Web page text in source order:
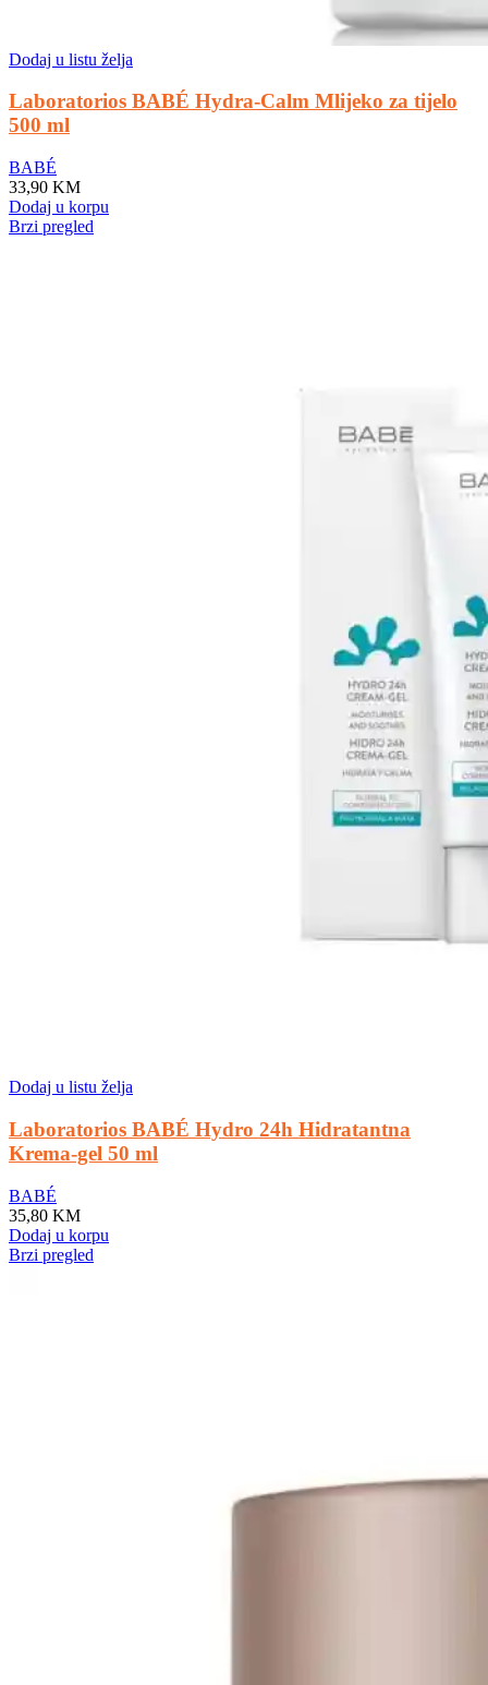
Dodaj u listu želja
Laboratorios BABÉ Hydra-Calm Mlijeko za tijelo
500 ml
BABÉ
33,90 KM
Dodaj u korpu
Brzi pregled
Dodaj u listu želja
Laboratorios BABÉ Hydro 24h Hidratantna
Krema-gel 50 ml
BABÉ
35,80 KM
Dodaj u korpu
Brzi pregled